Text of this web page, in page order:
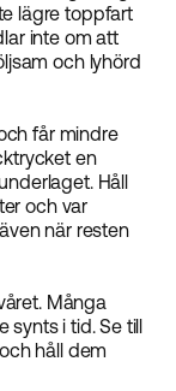
lägre toppfart
inte om att
och lyhörd
får mindre
en
Håll
och var
när resten
Många
synts i tid. Se till
håll dem